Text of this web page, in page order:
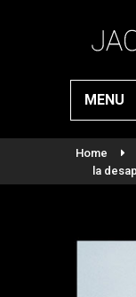
MENU
Home
la